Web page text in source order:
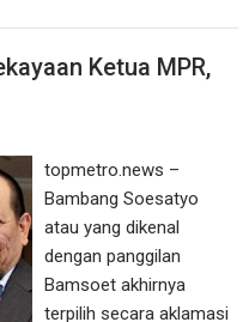
Ketua MPR,
topmetro.news –
Bambang Soesatyo
atau yang dikenal
dengan panggilan
Bamsoet akhirnya
terpilih secara aklamasi